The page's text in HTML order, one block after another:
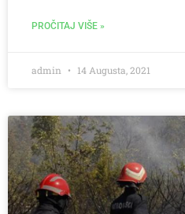
PROČITAJ VIŠE »
admin 14 Augusta, 2021